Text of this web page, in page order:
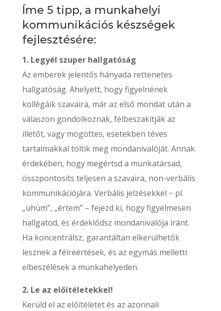
Íme 5 tipp, a munkahelyi
kommunikációs készségek
fejlesztésére:
1. Legyél szuper hallgatóság
Az emberek jelentős hányada rettenetes
hallgatóság. Ahelyett, hogy figyelnének
kollégáik szavaira, már az első mondat után a
válaszon gondolkoznak, félbeszakítják az
illetőt, vagy mögöttes, esetekben téves
tartalmakkal töltik meg mondanivalóját. Annak
érdekében, hogy megértsd a munkatársad,
összpontosíts teljesen a szavaira, non-verbális
kommunikációjára. Verbális jelzésekkel − pl.
„ühüm”, „értem” – fejezd ki, hogy figyelmesen
hallgatod, és érdeklődsz mondanivalója iránt.
Ha koncentrálsz, garantáltan elkerülhetők
lesznek a félreértések, és az egymás melletti
elbeszélések a munkahelyeden.
2. Le az előítéletekkel!
Kerüld el az előítéletet és az azonnali